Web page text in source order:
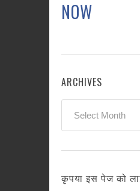
NOW
ARCHIVES
कृपया इस पेज को